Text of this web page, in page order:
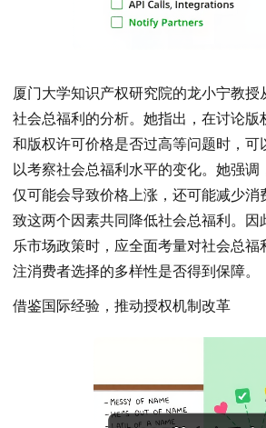
厦门大学知识产权研究院的龙小宁教授
社会总福利的分析。她指出，在讨论版
和版权许可价格是否过高等问题时，可
以考察社会总福利水平的变化。她强调
仅可能会导致价格上涨，还可能减少消
致这两个因素共同降低社会总福利。因
乐市场政策时，应全面考量对社会总福
注消费者选择的多样性是否得到保障。
借鉴国际经验，推动授权机制改革